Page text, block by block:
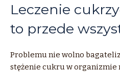
Leczenie
to przede
Problemu nie wolno
stężenie cukru w organizmie